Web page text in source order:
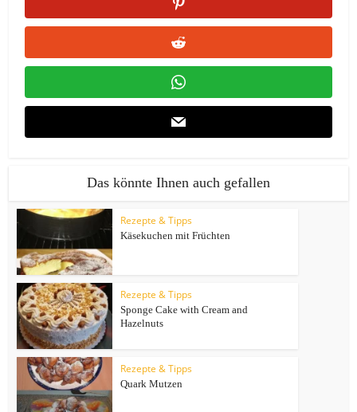
Das könnte Ihnen auch gefallen
Rezepte & Tipps
Käsekuchen mit Früchten
Rezepte & Tipps
Sponge Cake with Cream and
Hazelnuts
Rezepte & Tipps
Quark Mutzen